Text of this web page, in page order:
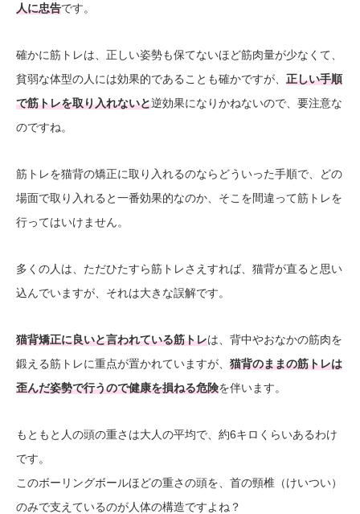
人に忠告です。
確かに筋トレは、正しい姿勢も保てないほど筋肉量が少なくて、
貧弱な体型の人には効果的であることも確かですが、 正しい手順
で筋トレを取り入れないと逆効果になりかねないので、要注意な
のですね。
筋トレを猫背の矯正に取り入れるのならどういった手順で、どの
場面で取り入れると一番効果的なのか、そこを間違って筋トレを
行ってはいけません。
多くの人は、ただひたすら筋トレさえすれば、猫背が直ると思い
込んでいますが、それは大きな誤解です。
猫背矯正に良いと言われている筋トレは、背中やおなかの筋肉を
鍛える筋トレに重点が置かれていますが、 猫背のままの筋トレは
歪んだ姿勢で行うので健康を損ねる危険を伴います。
もともと人の頭の重さは大人の平均で、約6キロくらいあるわけ
です。
このボーリングボールほどの重さの頭を、首の頸椎（けいつい）
のみで支えているのが人体の構造ですよね？